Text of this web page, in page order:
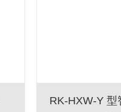
RK-HXW-Y 型